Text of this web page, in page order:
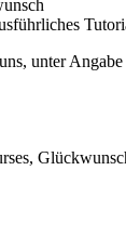
unter